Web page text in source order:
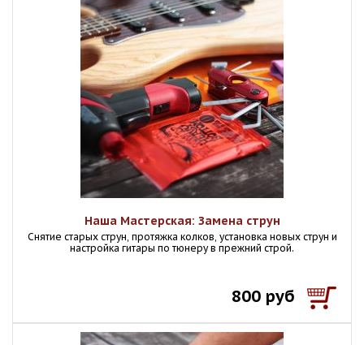
Наша Мастерская: Замена струн
Снятие старых струн, протяжка колков, установка новых струн и
настройка гитары по тюнеру в прежний строй.
800 руб